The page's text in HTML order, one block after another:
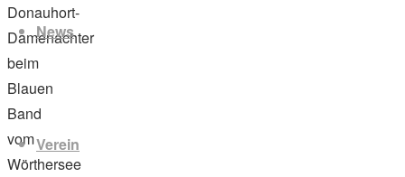
Inhalt
springenNews
Verein
Donauhort-
Damenachter
beim
Blauen
Band
vom
Wörthersee